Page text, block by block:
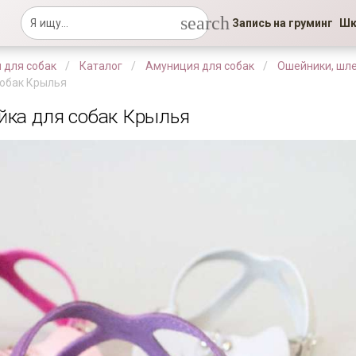
search Запись на груминг
для собак Каталог Амуниция для собак
Ошейники,
Крылья
для собак Крылья